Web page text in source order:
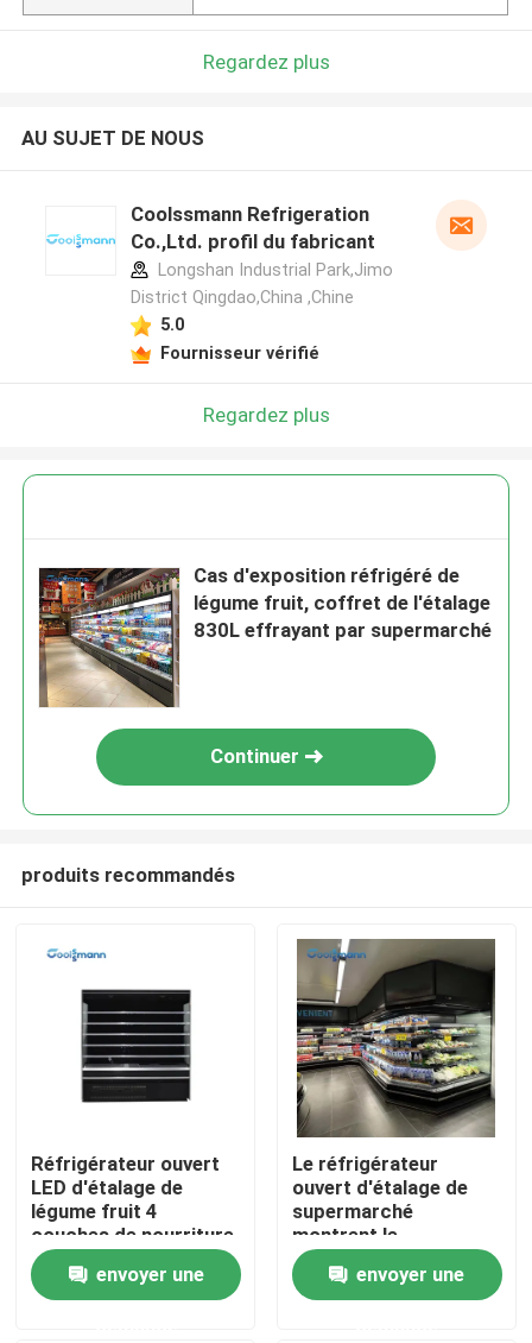
Maison
Produits
Regardez plus
AU SUJET DE NOUS
Coolssmann Refrigeration
Co.,Ltd. profil du fabricant
Longshan Industrial Park,Jimo
District Qingdao,China ,Chine
5.0
Fournisseur vérifié
Regardez plus
Cas d'exposition réfrigéré de
légume fruit, coffret de l'étalage
830L effrayant par supermarché
Continuer
produits recommandés
Réfrigérateur ouvert
LED d'étalage de
légume fruit 4
couches de nourriture
de réfrigérateur
d'affichageenvoyer une
Le réfrigérateur
ouvert d'étalage de
supermarché
montrent le
congélateur large de
Cabinet de légume
fruit de 1.25m
envoyer une